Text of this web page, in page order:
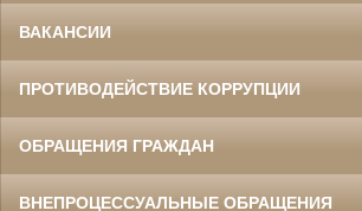
ВАКАНСИИ
ПРОТИВОДЕЙСТВИЕ КОРРУПЦИИ
ОБРАЩЕНИЯ ГРАЖДАН
ВНЕПРОЦЕССУАЛЬНЫЕ ОБРАЩЕНИЯ